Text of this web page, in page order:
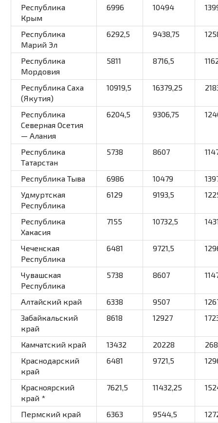
Республика
Крым
6996 10494
Республика
Марий Эл
6292,5 9438,75
Республика
Мордовия
5811 8716,5
Республика Саха
(Якутия)
10919,5 16379,25
Республика
Северная Осетия
— Алания
6204,5 9306,75
Республика
Татарстан
5738 8607
Республика Тыва 6986 10479
Удмуртская
Республика
6129 9193,5
Республика
Хакасия
7155 10732,5
Чеченская
Республика
6481 9721,5
Чувашская
Республика
5738 8607
Алтайский край 6338 9507
Забайкальский
край
8618 12927
Камчатский край 13432 20228
Краснодарский
край
6481 9721,5
Красноярский
край *
7621,5 11432,25
Пермский край 6363 9544,5